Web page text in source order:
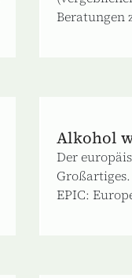
Beratungen
Alkohol
Der
EPIC: